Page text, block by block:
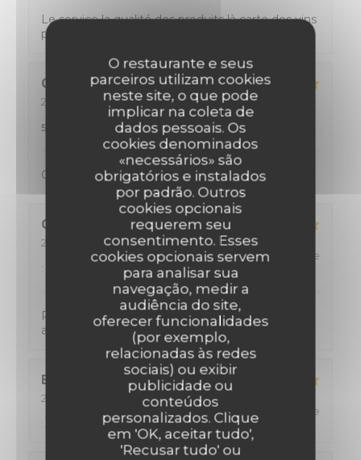
O restaurante e seus
parceiros utilizam cookies
neste site, o que pode
implicar na coleta de
dados pessoais. Os
cookies denominados
«necessários» são
obrigatórios e instalados
por padrão. Outros
cookies opcionais
requerem seu
consentimento. Esses
cookies opcionais servem
para analisar sua
navegação, medir a
audiência do site,
oferecer funcionalidades
(por exemplo,
relacionadas às redes
sociais) ou exibir
publicidade ou
conteúdos
personalizados. Clique
em 'OK, aceitar tudo',
'Recusar tudo' ou
Le service la qualité des produits là carte des vins
peut être trop riche
Cyril
2026-08-04
- 20:00 - guests 2
ambience :5/5 menu:
5
quality_price:4/5
Cuisine excellente Menu copieux, avec du choix
CYRIL
2026-08-02
- 12:00 - guests 2
5/5 ambience:5/5 menu:5/5 quality_price
:
Personnel tres accueillant, de tres bon conseil
avec une cuisine formidable !
Eric
2026-08-02
- 12:15 - guests 2
ambience: 5/5 menu:
quality_price
: